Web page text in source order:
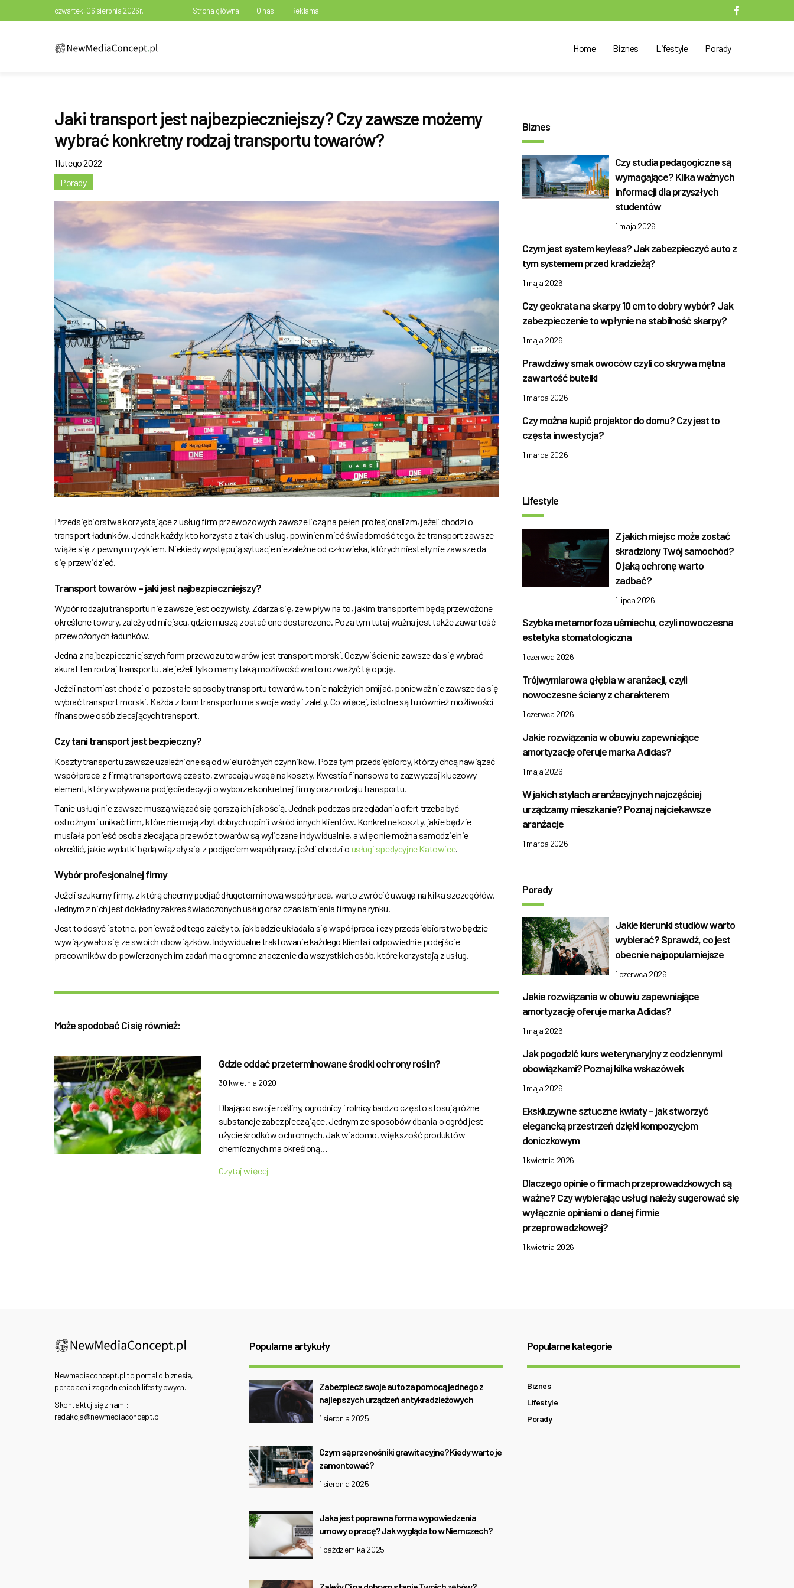
czwartek, 06 sierpnia 2026r. Strona główna O nas Reklama
Home Biznes Lifestyle Porady
Jaki transport jest najbezpieczniejszy? Czy zawsze możemy
wybrać konkretny rodzaj transportu towarów?
1 lutego 2022
Porady
Przedsiębiorstwa korzystające z usług firm przewozowych zawsze liczą na pełen profesjonalizm, jeżeli chodzi o
transport ładunków. Jednak każdy, kto korzysta z takich usług, powinien mieć świadomość tego, że transport zawsze
wiąże się z pewnym ryzykiem. Niekiedy występują sytuacje niezależne od człowieka, których niestety nie zawsze da
się przewidzieć.
Transport towarów – jaki jest najbezpieczniejszy?
Wybór rodzaju transportu nie zawsze jest oczywisty. Zdarza się, że wpływ na to, jakim transportem będą przewożone
określone towary, zależy od miejsca, gdzie muszą zostać one dostarczone. Poza tym tutaj ważna jest także zawartość
przewożonych ładunków.
Jedną z najbezpieczniejszych form przewozu towarów jest transport morski. Oczywiście nie zawsze da się wybrać
akurat ten rodzaj transportu, ale jeżeli tylko mamy taką możliwość warto rozważyć tę opcję.
Jeżeli natomiast chodzi o pozostałe sposoby transportu towarów, to nie należy ich omijać, ponieważ nie zawsze da się
wybrać transport morski. Każda z form transportu ma swoje wady i zalety. Co więcej, istotne są tu również możliwości
finansowe osób zlecających transport.
Czy tani transport jest bezpieczny?
Koszty transportu zawsze uzależnione są od wielu różnych czynników. Poza tym przedsiębiorcy, którzy chcą nawiązać
współpracę z firmą transportową często, zwracają uwagę na koszty. Kwestia finansowa to zazwyczaj kluczowy
element, który wpływa na podjęcie decyzji o wyborze konkretnej firmy oraz rodzaju transportu.
Tanie usługi nie zawsze muszą wiązać się gorszą ich jakością. Jednak podczas przeglądania ofert trzeba być
ostrożnym i unikać firm, które nie mają zbyt dobrych opinii wśród innych klientów. Konkretne koszty, jakie będzie
musiała ponieść osoba zlecająca przewóz towarów są wyliczane indywidualnie, a więc nie można samodzielnie
określić, jakie wydatki będą wiązały się z podjęciem współpracy, jeżeli chodzi o usługi spedycyjne Katowice.
Wybór profesjonalnej firmy
Jeżeli szukamy firmy, z którą chcemy podjąć długoterminową współpracę, warto zwrócić uwagę na kilka szczegółów.
Jednym z nich jest dokładny zakres świadczonych usług oraz czas istnienia firmy na rynku.
Jest to dosyć istotne, ponieważ od tego zależy to, jak będzie układała się współpraca i czy przedsiębiorstwo będzie
wywiązywało się ze swoich obowiązków. Indywidualne traktowanie każdego klienta i odpowiednie podejście
pracowników do powierzonych im zadań ma ogromne znaczenie dla wszystkich osób, które korzystają z usług.
Może spodobać Ci się również:
Gdzie oddać przeterminowane środki ochrony roślin?
30 kwietnia 2020
Dbając o swoje rośliny, ogrodnicy i rolnicy bardzo często stosują różne
substancje zabezpieczające. Jednym ze sposobów dbania o ogród jest
użycie środków ochronnych. Jak wiadomo, większość produktów
chemicznych ma określoną…
Czytaj więcej
Biznes
Czy studia pedagogiczne są
wymagające? Kilka ważnych
informacji dla przyszłych
studentów
1 maja 2026
Czym jest system keyless? Jak zabezpieczyć auto z
tym systemem przed kradzieżą?
1 maja 2026
Czy geokrata na skarpy 10 cm to dobry wybór? Jak
zabezpieczenie to wpłynie na stabilność skarpy?
1 maja 2026
Prawdziwy smak owoców czyli co skrywa mętna
zawartość butelki
1 marca 2026
Czy można kupić projektor do domu? Czy jest to
częsta inwestycja?
1 marca 2026
Lifestyle
Z jakich miejsc może zostać
skradziony Twój samochód?
O jaką ochronę warto
zadbać?
1 lipca 2026
Szybka metamorfoza uśmiechu, czyli nowoczesna
estetyka stomatologiczna
1 czerwca 2026
Trójwymiarowa głębia w aranżacji, czyli
nowoczesne ściany z charakterem
1 czerwca 2026
Jakie rozwiązania w obuwiu zapewniające
amortyzację oferuje marka Adidas?
1 maja 2026
W jakich stylach aranżacyjnych najczęściej
urządzamy mieszkanie? Poznaj najciekawsze
aranżacje
1 marca 2026
Porady
Jakie kierunki studiów warto
wybierać? Sprawdź, co jest
obecnie najpopularniejsze
1 czerwca 2026
Jakie rozwiązania w obuwiu zapewniające
amortyzację oferuje marka Adidas?
1 maja 2026
Jak pogodzić kurs weterynaryjny z codziennymi
obowiązkami? Poznaj kilka wskazówek
1 maja 2026
Ekskluzywne sztuczne kwiaty – jak stworzyć
elegancką przestrzeń dzięki kompozycjom
doniczkowym
1 kwietnia 2026
Dlaczego opinie o firmach przeprowadzkowych są
ważne? Czy wybierając usługi należy sugerować się
wyłącznie opiniami o danej firmie
przeprowadzkowej?
1 kwietnia 2026
Newmediaconcept.pl to portal o biznesie,
poradach i zagadnieniach lifestylowych.
Skontaktuj się z nami:
redakcja@newmediaconcept.pl.
Popularne artykuły
Zabezpiecz swoje auto za pomocą jednego z
najlepszych urządzeń antykradzieżowych
1 sierpnia 2025
Czym są przenośniki grawitacyjne? Kiedy warto je
zamontować?
1 sierpnia 2025
Jaka jest poprawna forma wypowiedzenia
umowy o pracę? Jak wygląda to w Niemczech?
1 października 2025
Popularne kategorie
Biznes
Lifestyle
Porady